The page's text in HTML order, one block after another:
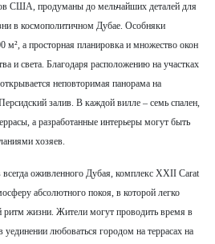
США, продуманы до мельчайших деталей для
в космополитичном Дубае. Особняки
м², а просторная планировка и множество окон
и света. Благодаря расположению на участках
неповторимая панорама на
залив. В каждой вилле – семь спален,
а разработанные интерьеры могут быть
хозяев.
оживленного Дубая, комплекс XXII Carat
абсолютного покоя, в которой легко
ритм жизни. Жители могут проводить время в
уединении любоваться городом на террасах на